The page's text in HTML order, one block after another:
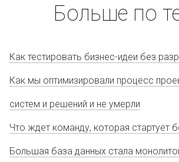
Больше по
Как тестировать бизнес-идеи без
Как мы оптимизировали процесс
систем и решений и не умерли
Что ждет команду, которая стартует
Большая база данных стала